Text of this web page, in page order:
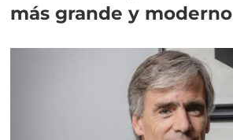
más grande y moderno